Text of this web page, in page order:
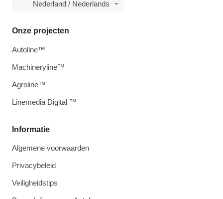
Nederland / Nederlands
Informatie
Algemene voorwaarden
Privacybeleid
Veiligheidstips
Onze projecten
Autoline™
Machineryline™
Agroline™
Linemedia Digital ™